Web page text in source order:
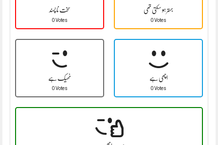
سخت نا پسند
0 Votes
بہتر ہو سکتی تھی
0 Votes
ٹھیک ہے
0 Votes
اچھی ہے
0 Votes